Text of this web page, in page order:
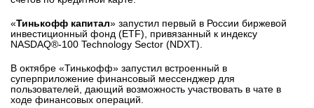
«Тинькофф капитал» запустил первый в России биржевой
инвестиционный фонд (ETF), привязанный к индексу
NASDAQ®-100 Technology Sector (NDXT).
В октябре «Тинькофф» запустил встроенный в
суперприложение финансовый мессенджер для
пользователей, дающий возможность участвовать в чате в
ходе финансовых операций.